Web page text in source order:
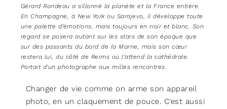
Gérard Rondeau a sillonné la planète et la France entière.
En Champagne, à New York ou Sarajevo, il développe toute
une palette d’émotions, mais toujours en noir et blanc. Son
regard se posera autant sur les stars de son époque que
sur des passants du bord de la Marne, mais son cœur
restera lui, du côté de Reims où l’attend la cathédrale.
Portait d’un photographe aux milles rencontres.
Changer de vie comme on arme son appareil
photo, en un claquement de pouce. C’est aussi